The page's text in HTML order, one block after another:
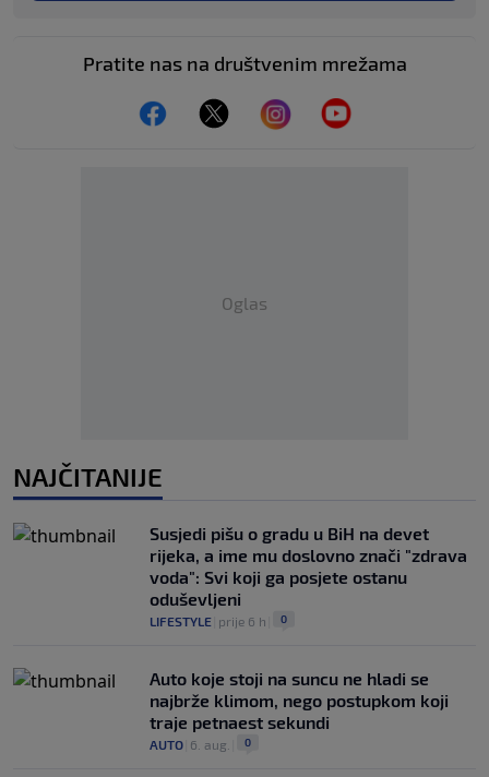
Pratite nas na društvenim mrežama
Oglas
NAJČITANIJE
Susjedi pišu o gradu u BiH na devet
rijeka, a ime mu doslovno znači "zdrava
voda": Svi koji ga posjete ostanu
oduševljeni
LIFESTYLE prije 6 h 0
Auto koje stoji na suncu ne hladi se
najbrže klimom, nego postupkom koji
traje petnaest sekundi
AUTO 6. aug. 0